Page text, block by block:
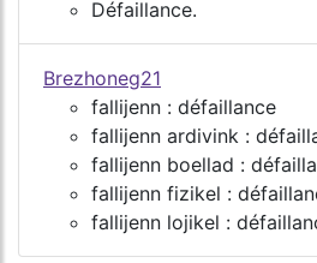
Défaillance.
Brezhoneg21
fallijenn : défaillance
fallijenn ardivink :
fallijenn boellad :
fallijenn fizikel :
fallijenn lojikel :